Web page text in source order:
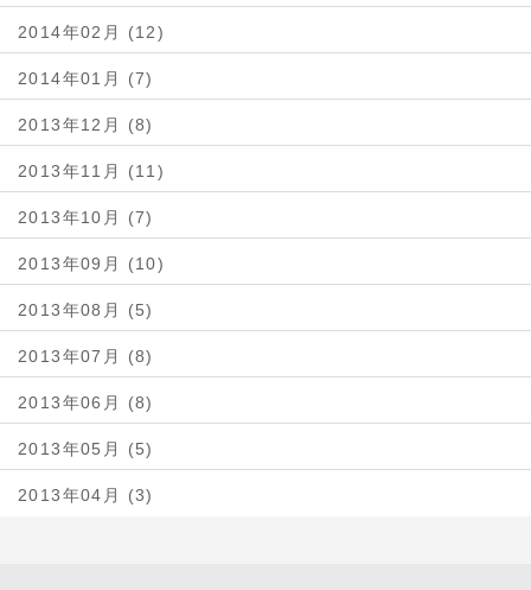
2014年02月 (12)
2014年01月 (7)
2013年12月 (8)
2013年11月 (11)
2013年10月 (7)
2013年09月 (10)
2013年08月 (5)
2013年07月 (8)
2013年06月 (8)
2013年05月 (5)
2013年04月 (3)